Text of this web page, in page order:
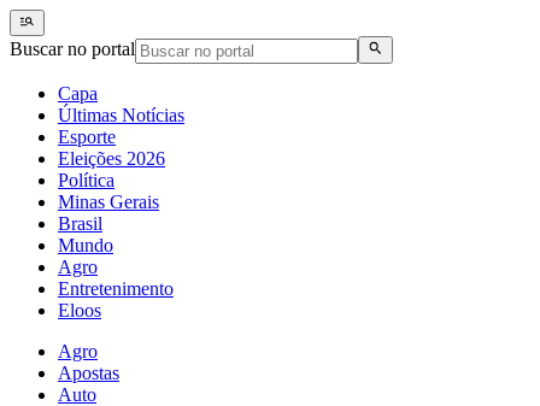
Buscar no portal
Capa
Últimas Notícias
Esporte
Eleições 2026
Política
Minas Gerais
Brasil
Mundo
Agro
Entretenimento
Eloos
Agro
Apostas
Auto